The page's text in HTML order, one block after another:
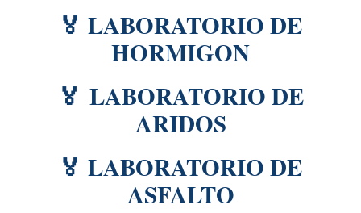
🏅 LABORATORIO DE
HORMIGON
🏅 LABORATORIO DE
ARIDOS
🏅 LABORATORIO DE
ASFALTO